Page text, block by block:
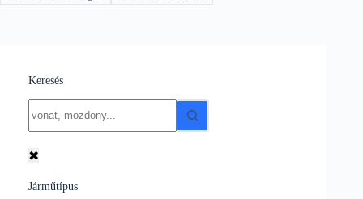
Keresés
results
✖
Járműtípus